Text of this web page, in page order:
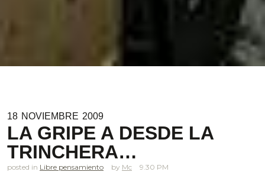
18 NOVIEMBRE 2009
LA GRIPE A DESDE LA
TRINCHERA…
posted in Libre pensamiento Mc 9.30 PM